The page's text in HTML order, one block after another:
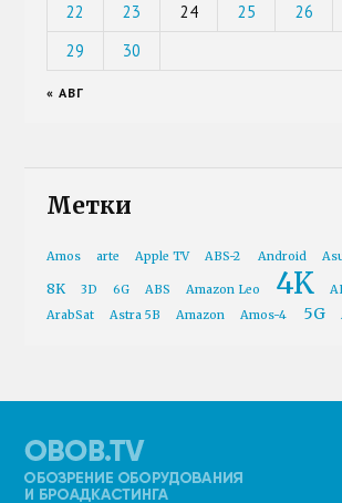
22
23 24 25 26
29
30
« АВГ
Метки
Amos arte Apple TV ABS-2 Android
8K 3D 6G ABS Amazon Leo 4K
ArabSat
Astra 5B Amazon Amos-4 5G